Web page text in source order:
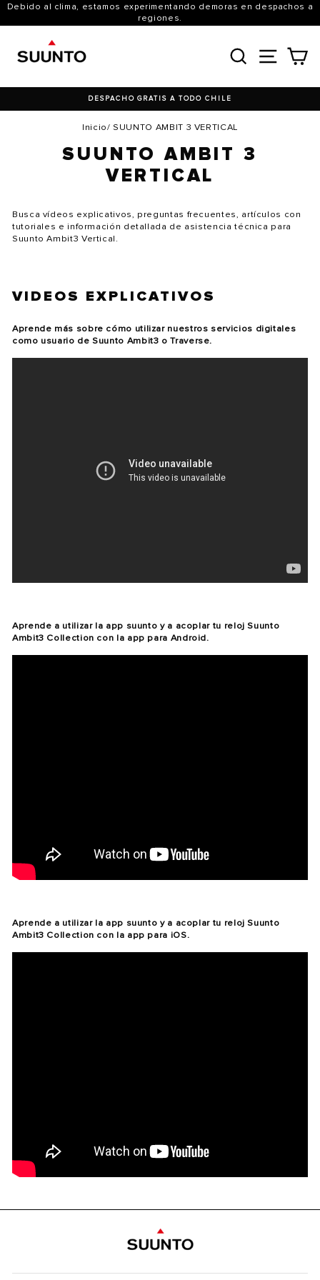
Debido al clima, estamos experimentando demoras en despachos a
regiones.
BUSCAR
DESPACHO GRATIS A TODO CHILE
Inicio/ SUUNTO AMBIT 3 VERTICAL
SUUNTO AMBIT 3
VERTICAL
Busca vídeos explicativos, preguntas frecuentes, artículos con
tutoriales e información detallada de asistencia técnica para
Suunto Ambit3 Vertical.
VIDEOS EXPLICATIVOS
Aprende más sobre cómo utilizar nuestros servicios digitales
como usuario de Suunto Ambit3 o Traverse.
Aprende a utilizar la app suunto y a acoplar tu reloj Suunto
Ambit3 Collection con la app para Android.
Aprende a utilizar la app suunto y a acoplar tu reloj Suunto
Ambit3 Collection con la app para iOS.